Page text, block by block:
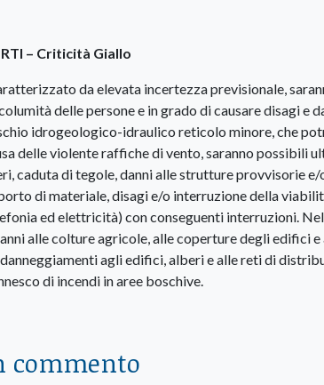
– Criticità Giallo
da elevata incertezza previsionale,
delle persone e in grado di causare disagi
idrogeologico-idraulico reticolo minore, che
delle violente raffiche di vento, saranno possibili
caduta di tegole, danni alle strutture provvisorie
di materiale, disagi e/o interruzione della
ed elettricità) con conseguenti interruzioni.
alle colture agricole, alle coperture degli edifici
agli edifici, alberi e alle reti di
di incendi in aree boschive.
commento